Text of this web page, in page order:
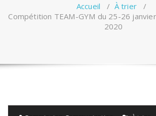
Accueil / À trier/
Compétition TEAM-GYM du 25-26
2020